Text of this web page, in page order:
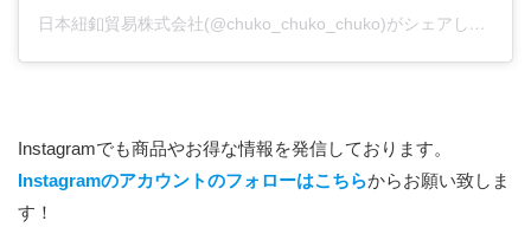
日本紐釦貿易株式会社(@chuko_chuko_chuko)がシェアした投稿
Instagramでも商品やお得な情報を発信しております。
Instagramのアカウントのフォローはこちらからお願い致しま
す！